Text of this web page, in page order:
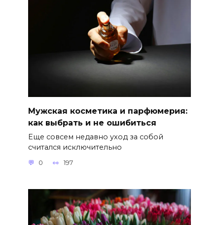
Мужская косметика и парфюмерия:
как выбрать и не ошибиться
Еще совсем недавно уход за собой
считался исключительно
0 197